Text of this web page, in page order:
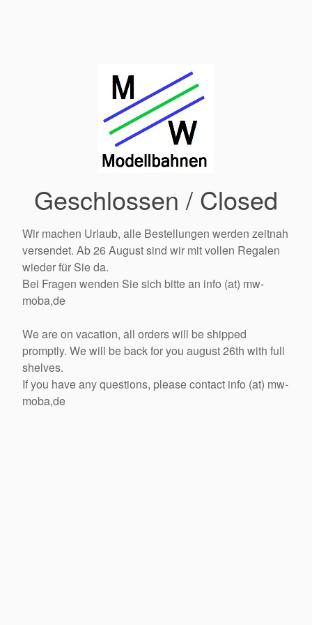
Geschlossen / Closed
Wir machen Urlaub, alle Bestellungen werden zeitnah
versendet. Ab 26 August sind wir mit vollen Regalen
wieder für Sie da.
Bei Fragen wenden Sie sich bitte an info (at) mw-
moba,de
We are on vacation, all orders will be shipped
promptly. We will be back for you august 26th with full
shelves.
If you have any questions, please contact info (at) mw-
moba,de